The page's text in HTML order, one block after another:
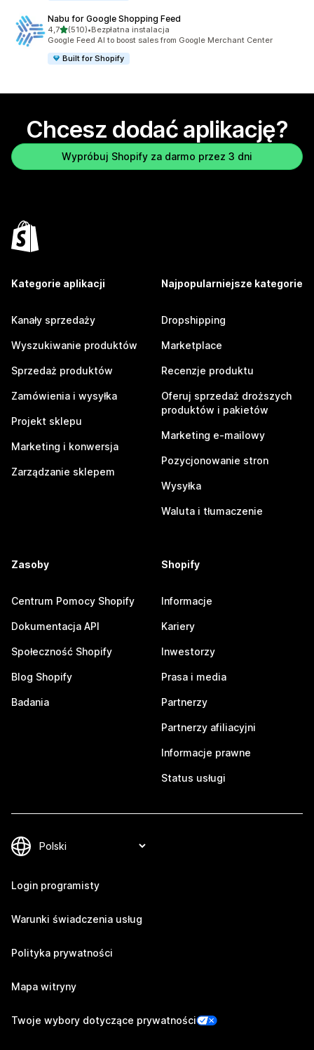
Nabu for Google Shopping Feed
4,7na 5 gwiazdek
(510)
Łączna liczba recenzji: 510
•Bezpłatna instalacja
Google Feed AI to boost sales from Google Merchant Center
Built for Shopify
Chcesz dodać aplikację?
Wypróbuj Shopify za darmo przez 3 dni
Kategorie aplikacji
Kanały sprzedaży
Wyszukiwanie produktów
Sprzedaż produktów
Zamówienia i wysyłka
Projekt sklepu
Marketing i konwersja
Zarządzanie sklepem
Najpopularniejsze kategorie
Dropshipping
Marketplace
Recenzje produktu
Oferuj sprzedaż droższych
produktów i pakietów
Marketing e-mailowy
Pozycjonowanie stron
Wysyłka
Waluta i tłumaczenie
Zasoby
Centrum Pomocy Shopify
Dokumentacja API
Społeczność Shopify
Blog Shopify
Badania
Shopify
Informacje
Kariery
Inwestorzy
Prasa i media
Partnerzy
Partnerzy afiliacyjni
Informacje prawne
Status usługi
Login programisty
Warunki świadczenia usług
Polityka prywatności
Mapa witryny
Twoje wybory dotyczące prywatności